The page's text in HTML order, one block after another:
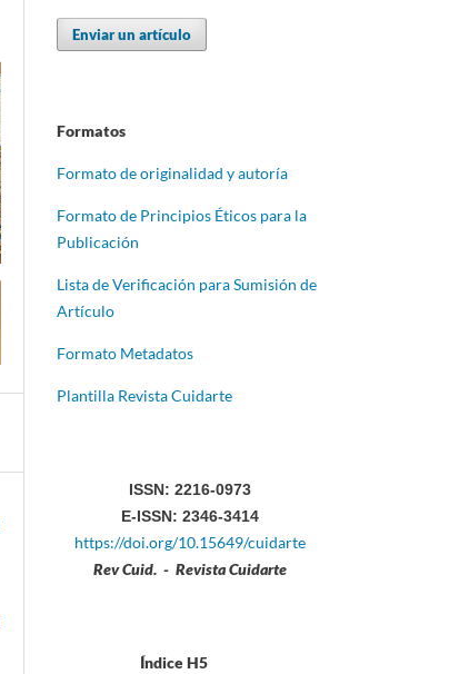
Enviar un artículo
Formatos
Formato de originalidad y autoría
Formato de Principios Éticos para la
Publicación
Lista de Verificación para Sumisión de
Artículo
Formato Metadatos
Plantilla Revista Cuidarte
ISSN: 2216-0973
E-ISSN: 2346-3414
https://doi.org/10.15649/cuidarte
Rev Cuid. - Revista Cuidarte
Índice H5